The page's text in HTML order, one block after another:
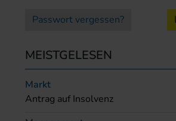
Passwort vergessen?
MEISTGELESEN
Markt
Antrag auf Insolvenz